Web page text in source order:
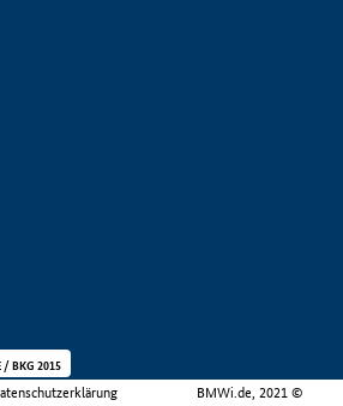
BMWi.de, 2021 ©
/ BKG 2015